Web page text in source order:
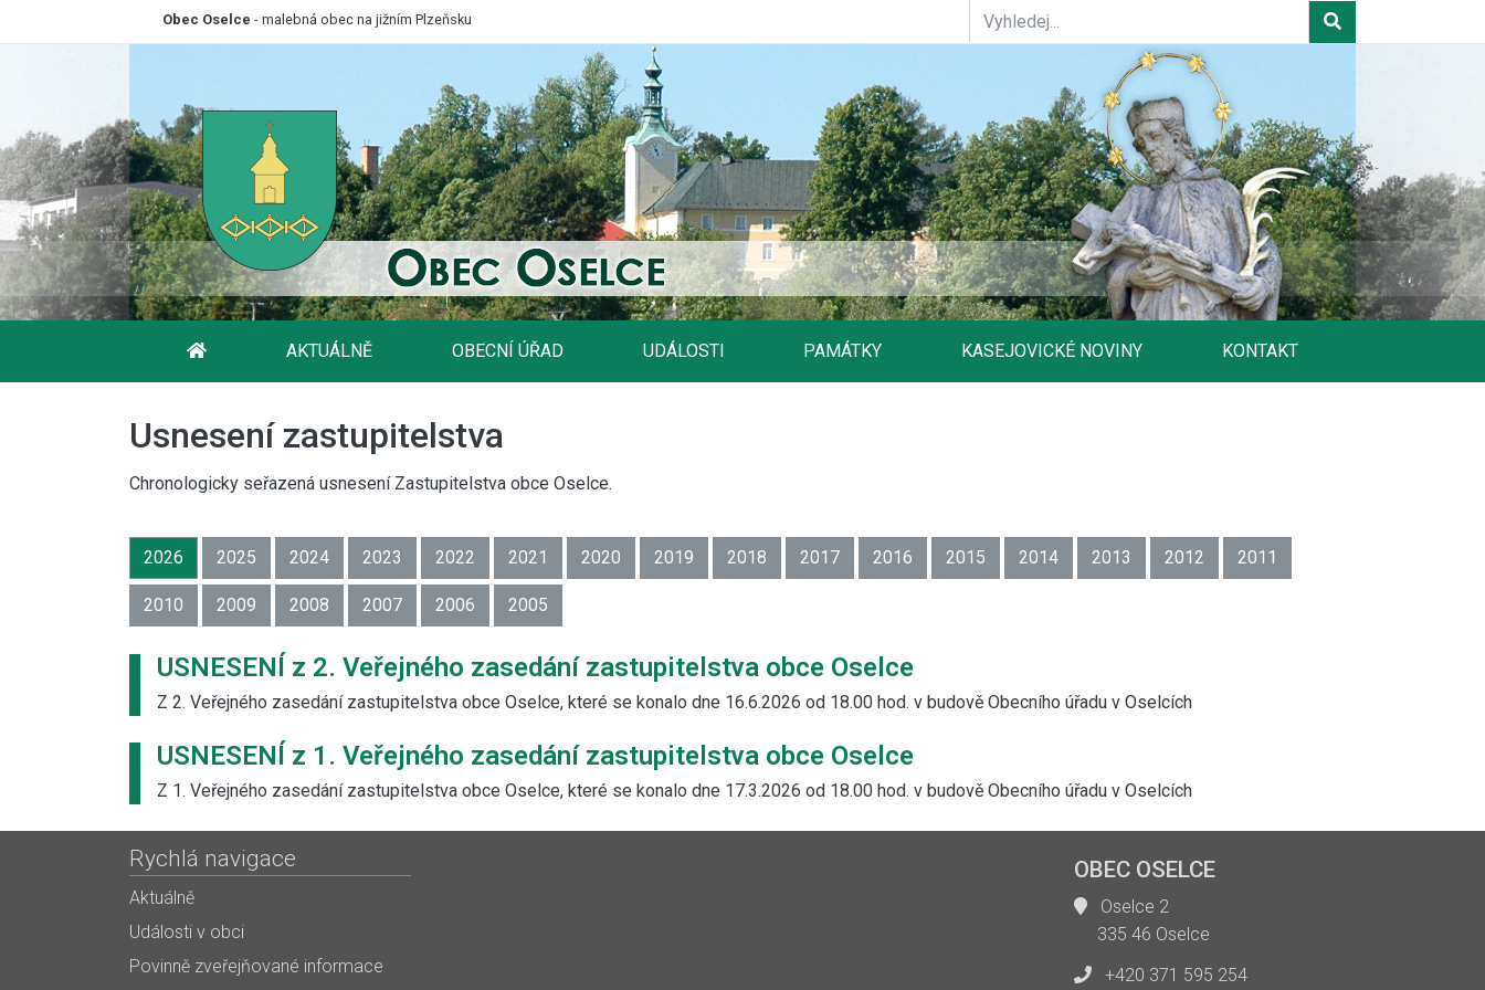
Obec Oselce - malebná obec na jižním Plzeňsku
AKTUÁLNĚ OBECNÍ ÚŘAD UDÁLOSTI PAMÁTKY KASEJOVICKÉ NOVINY KONTAKT
Usnesení zastupitelstva
Chronologicky seřazená usnesení Zastupitelstva obce Oselce.
2026 2025 2024 2023 2022 2021 2020 2019 2018 2017 2016 2015 2014 2013 2012 2011
2010 2009 2008 2007 2006 2005
USNESENÍ z 2. Veřejného zasedání zastupitelstva obce Oselce
Z 2. Veřejného zasedání zastupitelstva obce Oselce, které se konalo dne 16.6.2026 od 18.00 hod. v budově Obecního úřadu v Oselcích
USNESENÍ z 1. Veřejného zasedání zastupitelstva obce Oselce
Z 1. Veřejného zasedání zastupitelstva obce Oselce, které se konalo dne 17.3.2026 od 18.00 hod. v budově Obecního úřadu v Oselcích
Rychlá navigace
Aktuálně
Události v obci
Povinně zveřejňované informace
OBEC OSELCE
Oselce 2
335 46 Oselce
+420 371 595 254